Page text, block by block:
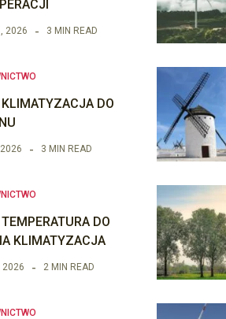
2026 3 MIN READ
DO
3 MIN READ
DO
KLIMATYZACJA
2026 2 MIN READ